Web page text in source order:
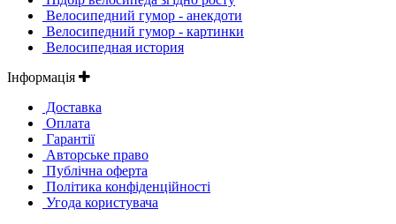
Велосипедний гумор - анекдоти
Велосипедний гумор - картинки
Велосипедная история
Інформація
Доставка
Оплата
Гарантії
Авторське право
Публічна оферта
Політика конфіденційності
Угода користувача